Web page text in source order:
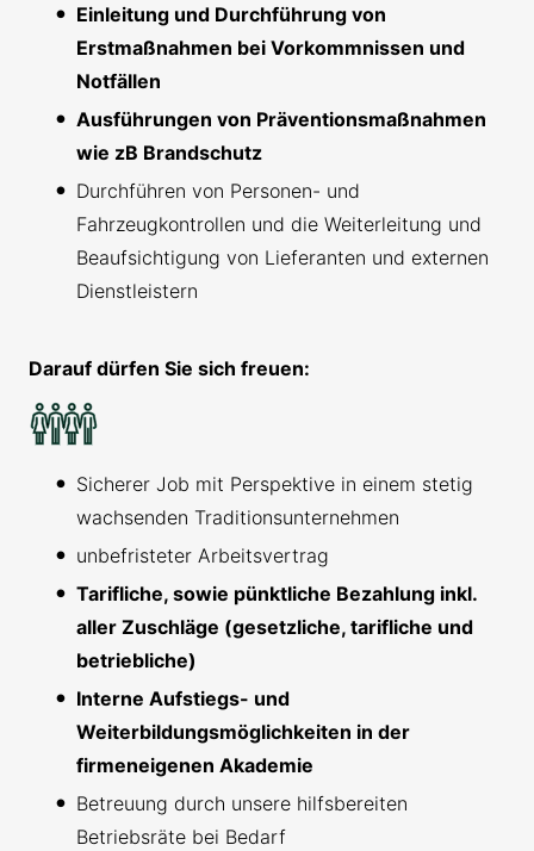
Einleitung und Durchführung von
Erstmaßnahmen bei Vorkommnissen und
Notfällen
Ausführungen von Präventionsmaßnahmen
wie zB Brandschutz
Durchführen von Personen- und
Fahrzeugkontrollen und die Weiterleitung und
Beaufsichtigung von Lieferanten und externen
Dienstleistern
Darauf dürfen Sie sich freuen:
Sicherer Job mit Perspektive in einem stetig
wachsenden Traditionsunternehmen
unbefristeter Arbeitsvertrag
Tarifliche, sowie pünktliche Bezahlung inkl.
aller Zuschläge (gesetzliche, tarifliche und
betriebliche)
Interne Aufstiegs- und
Weiterbildungsmöglichkeiten in der
firmeneigenen Akademie
Betreuung durch unsere hilfsbereiten
Betriebsräte bei Bedarf